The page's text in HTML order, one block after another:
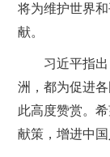
将为维护世界
献。
习近平指
洲，都为促进
此高度赞赏。
献策，增进中